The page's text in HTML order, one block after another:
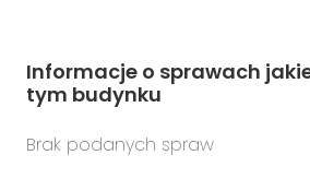
Informacje o sprawach
tym budynku
Brak podanych spraw